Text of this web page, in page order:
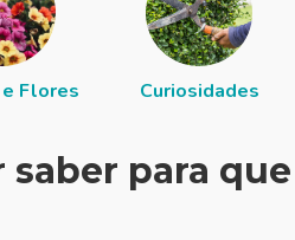
Flores Curiosidades
saber para